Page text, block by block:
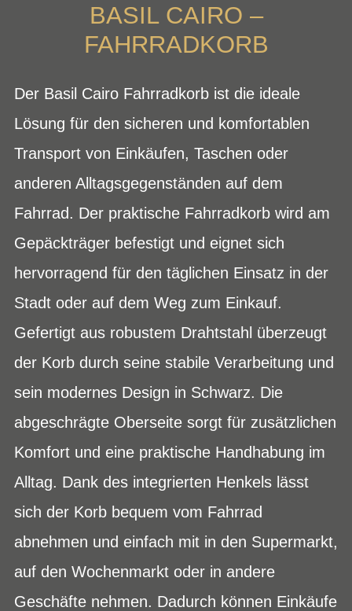
BASIL CAIRO –
FAHRRADKORB
Der Basil Cairo Fahrradkorb ist die ideale
Lösung für den sicheren und komfortablen
Transport von Einkäufen, Taschen oder
anderen Alltagsgegenständen auf dem
Fahrrad. Der praktische Fahrradkorb wird am
Gepäckträger befestigt und eignet sich
hervorragend für den täglichen Einsatz in der
Stadt oder auf dem Weg zum Einkauf.
Gefertigt aus robustem Drahtstahl überzeugt
der Korb durch seine stabile Verarbeitung und
sein modernes Design in Schwarz. Die
abgeschrägte Oberseite sorgt für zusätzlichen
Komfort und eine praktische Handhabung im
Alltag. Dank des integrierten Henkels lässt
sich der Korb bequem vom Fahrrad
abnehmen und einfach mit in den Supermarkt,
auf den Wochenmarkt oder in andere
Geschäfte nehmen. Dadurch können Einkäufe